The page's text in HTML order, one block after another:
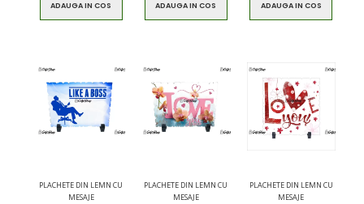
ADAUGA IN COS ADAUGA IN COS ADAUGA IN COS
PLACHETE DIN LEMN CU
MESAJE
PLACHETE DIN LEMN CU
MESAJE
PLACHETE DIN LEMN CU
MESAJE